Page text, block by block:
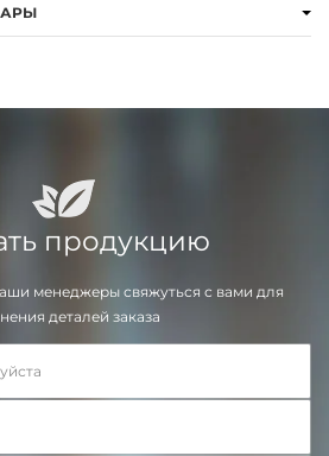
продукцию
менеджеры свяжуться с вами для
деталей заказа